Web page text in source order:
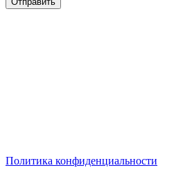
Политика конфиденциальности